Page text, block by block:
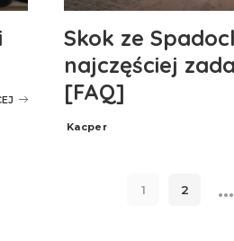
Skok ze
najczęściej
[FAQ]
Posted
Kacper
1 2 …